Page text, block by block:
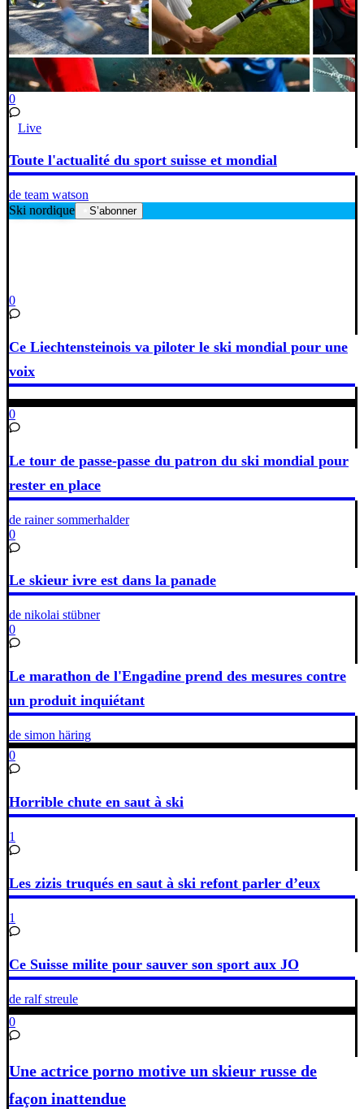
0
Live
Toute l'actualité du sport suisse et mondial
de team watson
Ski nordique
S’abonner
0
Ce Liechtensteinois va piloter le ski mondial pour une
voix
0
Le tour de passe-passe du patron du ski mondial pour
rester en place
de rainer sommerhalder
0
Le skieur ivre est dans la panade
de nikolai stübner
0
Le marathon de l'Engadine prend des mesures contre
un produit inquiétant
de simon häring
0
Horrible chute en saut à ski
1
Les zizis truqués en saut à ski refont parler d’eux
1
Ce Suisse milite pour sauver son sport aux JO
de ralf streule
0
Une actrice porno motive un skieur russe de
façon inattendue